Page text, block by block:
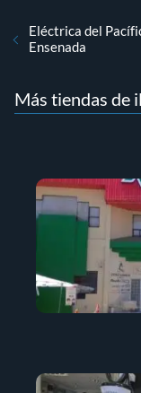
Eléctrica del
Ensenada
Más tiendas de